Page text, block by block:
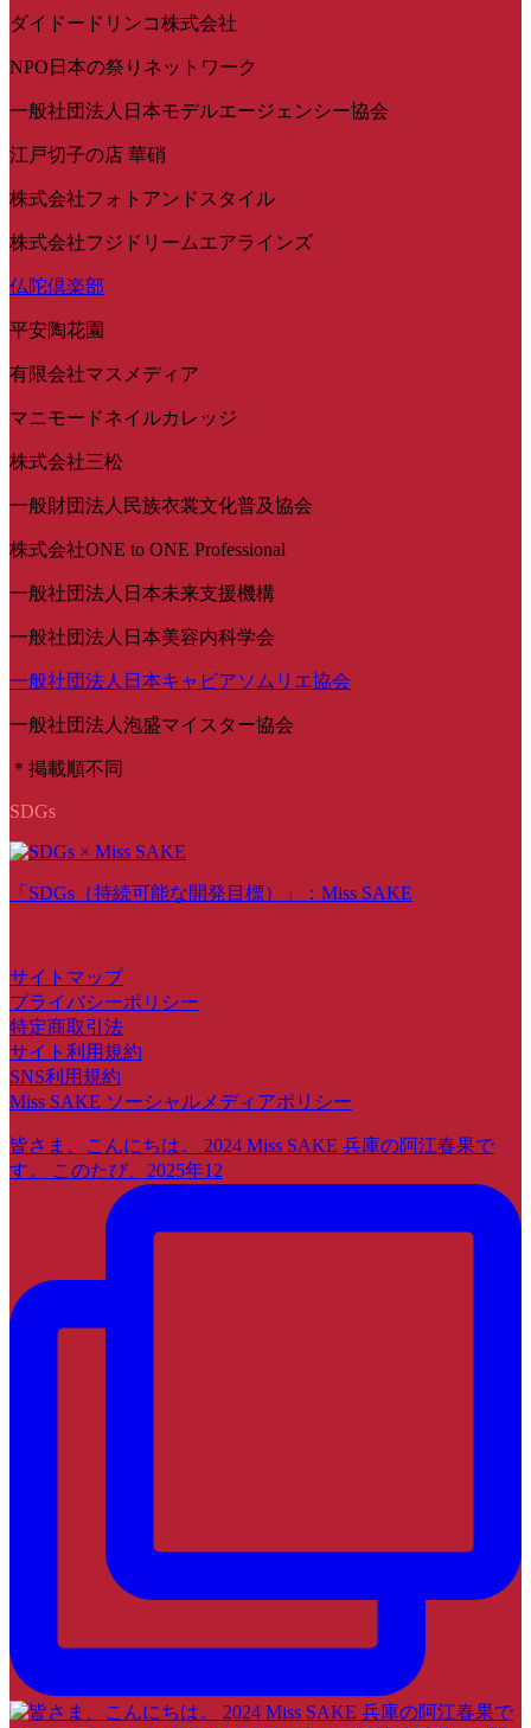
ダイドードリンコ株式会社
NPO日本の祭りネットワーク
一般社団法人日本モデルエージェンシー協会
江戸切子の店 華硝
株式会社フォトアンドスタイル
株式会社フジドリームエアラインズ
仏陀倶楽部
平安陶花園
有限会社マスメディア
マニモードネイルカレッジ
株式会社三松
一般財団法人民族衣裳文化普及協会
株式会社ONE to ONE Professional
一般社団法人日本未来支援機構
一般社団法人日本美容内科学会
一般社団法人日本キャビアソムリエ協会
一般社団法人泡盛マイスター協会
＊掲載順不同
SDGs
「SDGs（持続可能な開発目標）」：Miss SAKE
サイトマップ
プライバシーポリシー
特定商取引法
サイト利用規約
SNS利用規約
Miss SAKE ソーシャルメディアポリシー
皆さま、こんにちは。 2024 Miss SAKE 兵庫の阿江春果で
す。 このたび、2025年12